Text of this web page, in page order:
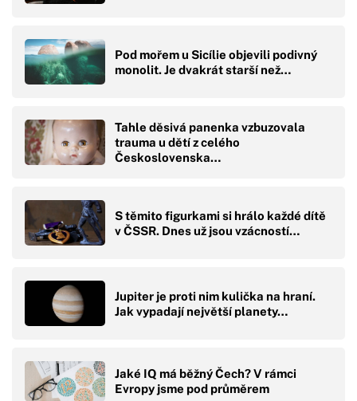
Pod mořem u Sicílie objevili podivný
monolit. Je dvakrát starší než…
Tahle děsivá panenka vzbuzovala
trauma u dětí z celého
Československa…
S těmito figurkami si hrálo každé dítě
v ČSSR. Dnes už jsou vzácností…
Jupiter je proti nim kulička na hraní.
Jak vypadají největší planety…
Jaké IQ má běžný Čech? V rámci
Evropy jsme pod průměrem